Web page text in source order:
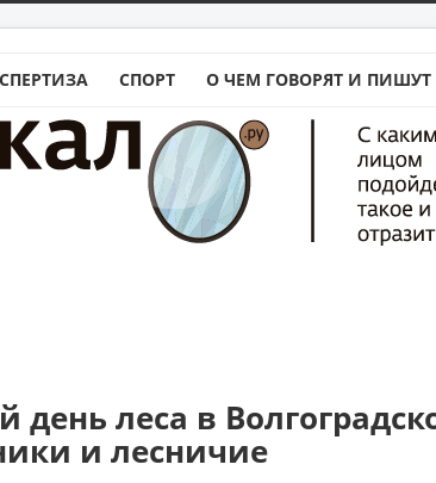
СПОРТ О ЧЕМ ГОВОРЯТ И ПИШУТ
леса в
и лесничие